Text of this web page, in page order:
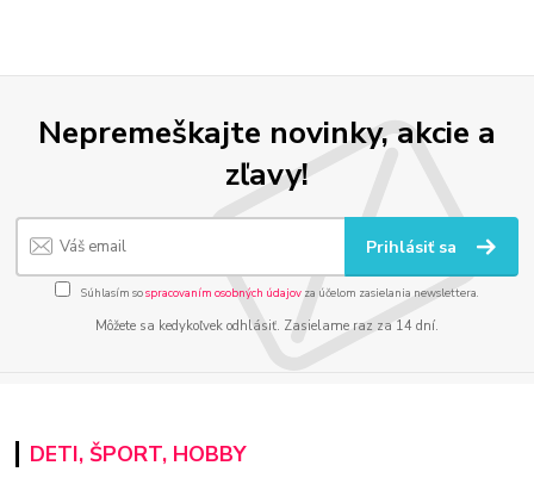
Nepremeškajte novinky, akcie a
zľavy!
Prihlásiť sa
Súhlasím sospracovaním osobných údajov za účelom zasielania newslettera.
Môžete sa kedykoľvek odhlásiť. Zasielame raz za 14 dní.
DETI, ŠPORT, HOBBY